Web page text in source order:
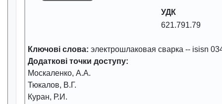
УДК
621.791.79
Ключові слова: электpошлаковая сваpка -- isisn
Додаткові точки доступу:
Москаленко, А.А.
Тюкалов, В.Г.
Куpан, Р.И.